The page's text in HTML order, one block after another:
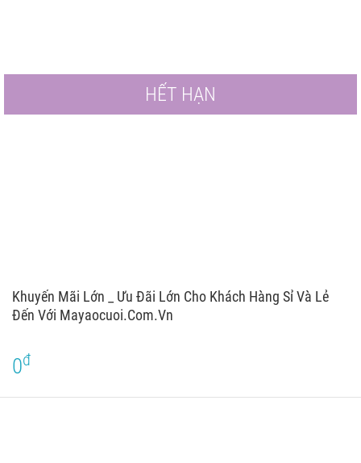
HẾT HẠN
Khuyến Mãi Lớn _ Ưu Đãi Lớn Cho Khách Hàng Sỉ Và Lẻ
Đến Với Mayaocuoi.com.vn
0đ